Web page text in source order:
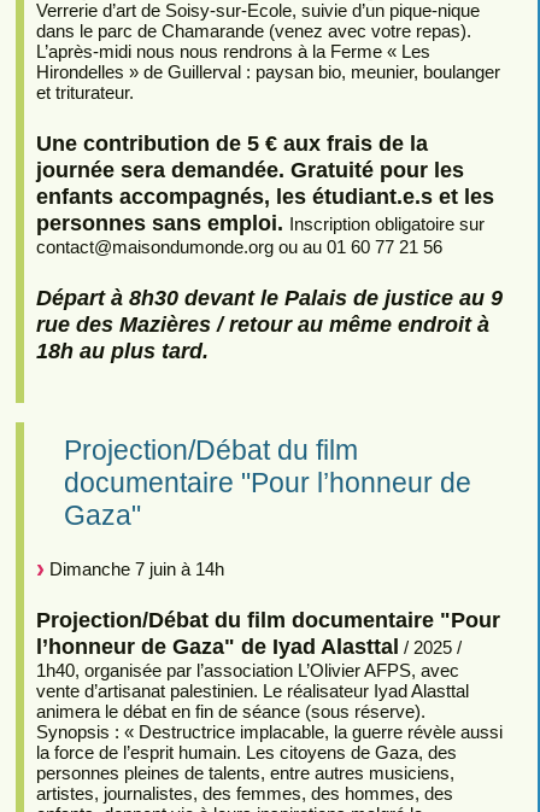
Verrerie d’art de Soisy-sur-Ecole, suivie d’un pique-nique
dans le parc de Chamarande (venez avec votre repas).
L’après-midi nous nous rendrons à la Ferme « Les
Hirondelles » de Guillerval : paysan bio, meunier, boulanger
et triturateur.
Une contribution de 5 € aux frais de la
journée sera demandée. Gratuité pour les
enfants accompagnés, les étudiant.e.s et les
personnes sans emploi. Inscription obligatoire sur
contact@maisondumonde.org ou au 01 60 77 21 56
Départ à 8h30 devant le Palais de justice au 9
rue des Mazières / retour au même endroit à
18h au plus tard.
Projection/Débat du film
documentaire "Pour l’honneur de
Gaza"
Dimanche 7 juin à 14h
Projection/Débat du film documentaire "Pour
l’honneur de Gaza" de Iyad Alasttal / 2025 /
1h40, organisée par l’association L’Olivier AFPS, avec
vente d’artisanat palestinien. Le réalisateur Iyad Alasttal
animera le débat en fin de séance (sous réserve).
Synopsis : « Destructrice implacable, la guerre révèle aussi
la force de l’esprit humain. Les citoyens de Gaza, des
personnes pleines de talents, entre autres musiciens,
artistes, journalistes, des femmes, des hommes, des